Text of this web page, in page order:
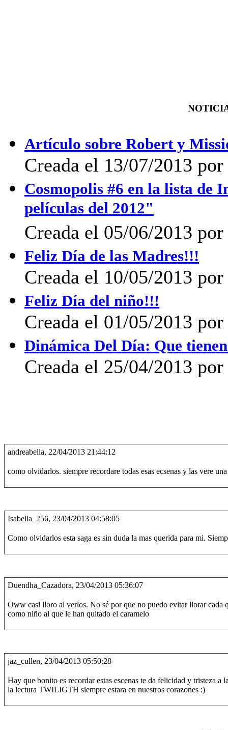
Artículo sobre Robert y
Creada el 13/07/2013
Cosmopolis #6 en la lista de
películas del 2012"
Creada el 05/06/2013
Feliz Día de las Madres!!!
Creada el 10/05/2013
Feliz Día del niño!!!
Creada el 01/05/2013
Dinámica Del Día: Que
Creada el 25/04/2013
andreabella, 22/04/2013 21:44:12
como olvidarlos. siempre recordare todas esas ecsenas y las vere
Isabella_256, 23/04/2013 04:58:05
Como olvidarlos esta saga es sin duda la mas querida para mi.
Duendha_Cazadora, 23/04/2013 05:36:07
Oww casi lloro al verlos. No sé por que no puedo evitar llorar cada
como niño al que le han quitado el caramelo
jaz_cullen, 23/04/2013 05:50:28
Hay que bonito es recordar estas escenas te da felicidad y tristeza a
la lectura TWILIGTH siempre estara en nuestros corazones :)